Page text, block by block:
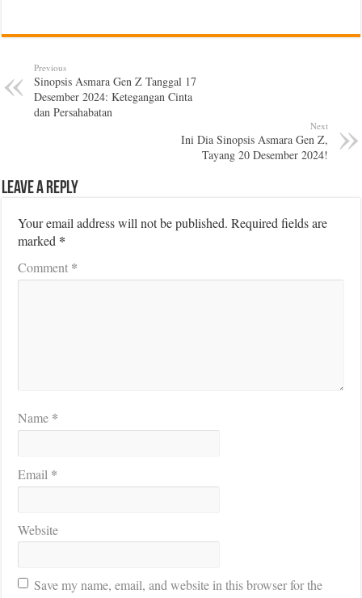
Previous
Sinopsis Asmara Gen Z Tanggal 17
Desember 2024: Ketegangan Cinta
dan Persahabatan
Next
Ini Dia Sinopsis Asmara Gen Z,
Tayang 20 Desember 2024!
Leave a Reply
Your email address will not be published. Required fields are
marked *
Comment *
Name *
Email *
Website
Save my name, email, and website in this browser for the